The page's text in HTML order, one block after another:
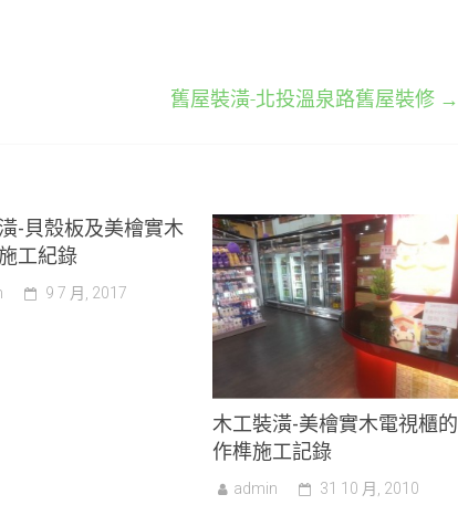
舊屋裝潢-北投溫泉路舊屋裝修 →
-貝殼板及美檜實木
工紀錄
9 7 月, 2017
木工裝潢-美檜實木電視櫃的
作榫施工記錄
admin 31 10 月, 2010